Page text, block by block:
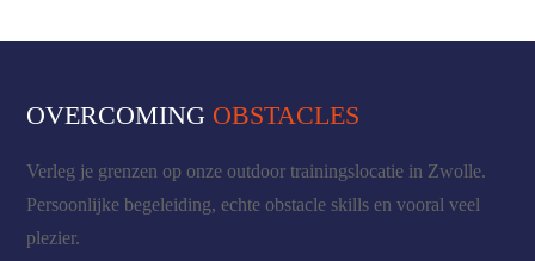
OVERCOMING OBSTACLES
Verleg je grenzen op onze outdoor trainingslocatie in Zwolle.
Persoonlijke begeleiding, echte obstacle skills en vooral veel
plezier.